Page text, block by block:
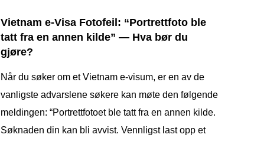
Vietnam e-Visa Fotofeil: “Portrettfoto ble
tatt fra en annen kilde” — Hva bør du
gjøre?
Når du søker om et Vietnam e-visum, er en av de
vanligste advarslene søkere kan møte den følgende
meldingen: “Portrettfotoet ble tatt fra en annen kilde.
Søknaden din kan bli avvist. Vennligst last opp et